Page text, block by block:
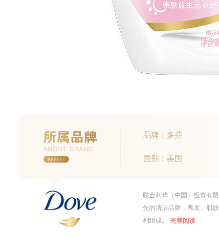
品牌：多芬
国别：美国
联合利华（中国）投资有
先的清洁品牌，秀发、肌
列组成。 完整阅读